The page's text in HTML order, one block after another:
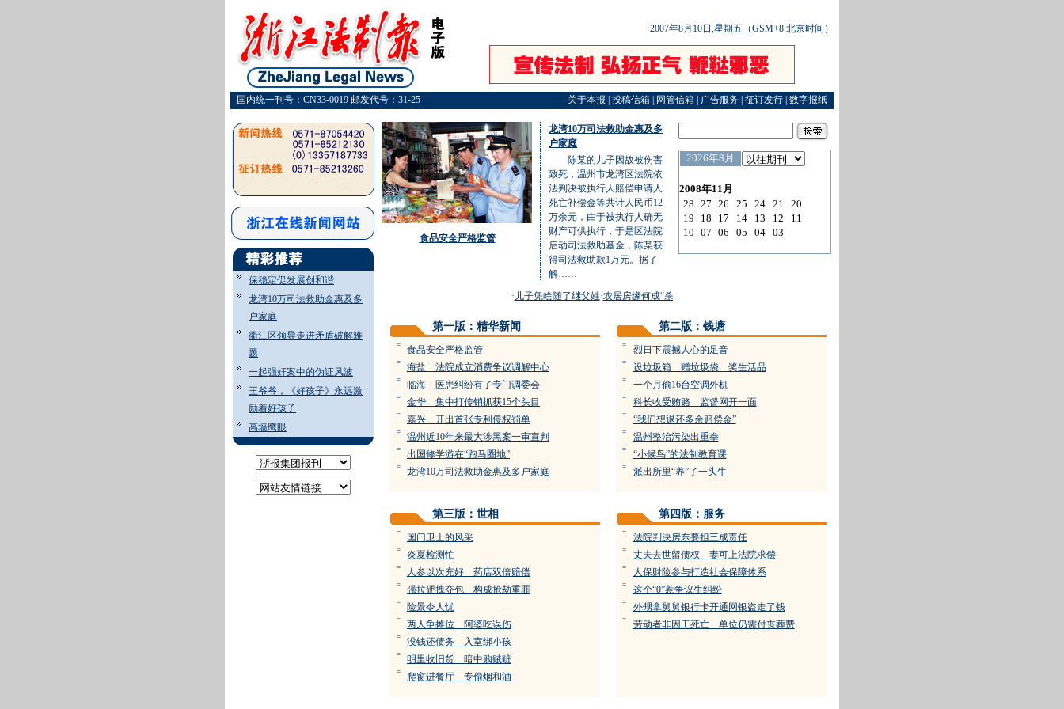
2007年8月10日,星期五（GSM+8 北京时间）
国内统一刊号：CN33-0019 邮发代号：31-25 关于本报 投稿信箱 网管信箱 广告服务 征订发行 数字报纸
保稳定促发展创和谐
龙湾10万司法救助金惠及多
户家庭
衢江区领导走进矛盾破解难
题
一起强奸案中的伪证风波
王爷爷，《好孩子》永远激
励着好孩子
高墙鹰眼
食品安全严格监管
龙湾10万司法救助金惠及多
户家庭
陈某的儿子因故被伤害
致死，温州市龙湾区法院依
法判决被执行人赔偿申请人
死亡补偿金等共计人民币12
万余元，由于被执行人确无
财产可供执行，于是区法院
启动司法救助基金，陈某获
得司法救助款1万元。据了
解……
儿子凭啥随了继父姓·农居房缘何成“杀手”
第一版：精华新闻
= 食品安全严格监管
= 海盐 法院成立消费争议调解中心
= 临海 医患纠纷有了专门调委会
= 金华 集中打传销抓获15个头目
= 嘉兴 开出首张专利侵权罚单
= 温州近10年来最大涉黑案一审宣判
= 出国修学游在“跑马圈地”
= 龙湾10万司法救助金惠及多户家庭
第二版：钱塘
= 烈日下震撼人心的足音
= 设垃圾箱 赠垃圾袋 奖生活品
= 一个月偷16台空调外机
= 科长收受贿赂 监督网开一面
= “我们想退还多余赔偿金”
= 温州整治污染出重拳
= “小候鸟”的法制教育课
= 派出所里“养”了一头牛
第三版：世相
= 国门卫士的风采
= 炎夏检测忙
= 人参以次充好 药店双倍赔偿
= 强拉硬拽夺包 构成抢劫重罪
= 险景令人忧
= 两人争摊位 阿婆吃误伤
= 没钱还债务 入室绑小孩
= 明里收旧货 暗中购贼赃
= 爬窗进餐厅 专偷烟和酒
第四版：服务
= 法院判决房东要担三成责任
= 丈夫去世留债权 妻可上法院求偿
= 人保财险参与打造社会保障体系
= 这个“0”惹争议生纠纷
= 外甥拿舅舅银行卡开通网银盗走了钱
= 劳动者非因工死亡 单位仍需付丧葬费